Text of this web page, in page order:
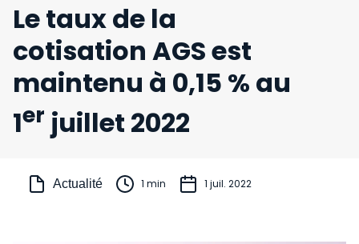
Le taux de la
cotisation AGS est
maintenu à 0,15 % au
1er juillet 2022
Actualité 1 min 1 juil. 2022